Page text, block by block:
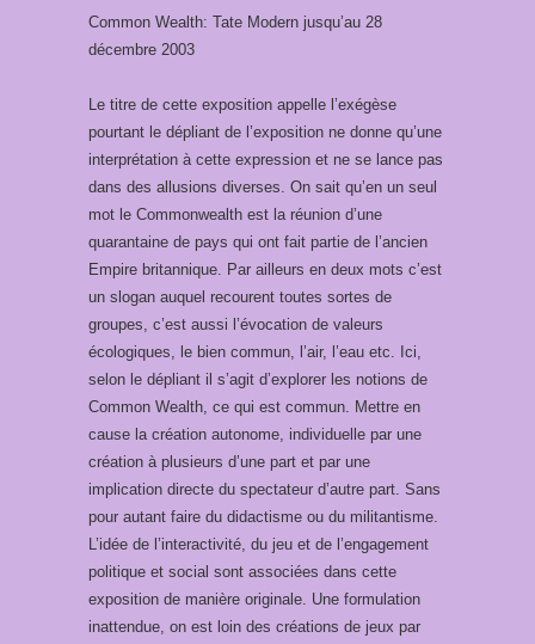
Common Wealth: Tate Modern jusqu’au 28
décembre 2003
Le titre de cette exposition appelle l’exégèse
pourtant le dépliant de l’exposition ne donne qu’une
interprétation à cette expression et ne se lance pas
dans des allusions diverses. On sait qu’en un seul
mot le Commonwealth est la réunion d’une
quarantaine de pays qui ont fait partie de l’ancien
Empire britannique. Par ailleurs en deux mots c’est
un slogan auquel recourent toutes sortes de
groupes, c’est aussi l’évocation de valeurs
écologiques, le bien commun, l’air, l’eau etc. Ici,
selon le dépliant il s’agit d’explorer les notions de
Common Wealth, ce qui est commun. Mettre en
cause la création autonome, individuelle par une
création à plusieurs d’une part et par une
implication directe du spectateur d’autre part. Sans
pour autant faire du didactisme ou du militantisme.
L’idée de l’interactivité, du jeu et de l’engagement
politique et social sont associées dans cette
exposition de manière originale. Une formulation
inattendue, on est loin des créations de jeux par